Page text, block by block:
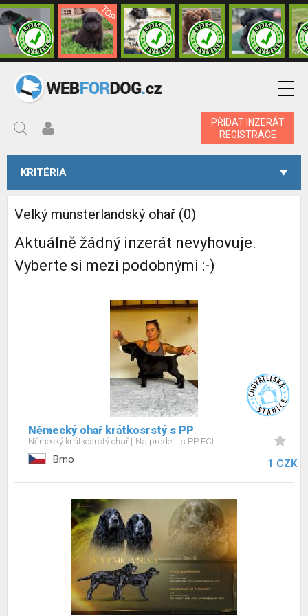
PŘIDAT INZERÁT
REGISTRACE
KRITÉRIA
Velký münsterlandský ohař (0)
Aktuálně žádný inzerát nevyhovuje.
Vyberte si mezi podobnými :-)
Německý ohař krátkosrstý s PP
Německý krátkosrstý ohař Na prodej s PP FCI
Brno 1 CZK